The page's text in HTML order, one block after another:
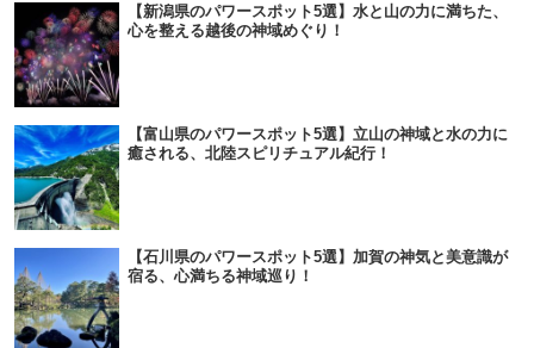
【新潟県のパワースポット5選】水と山の力に満ちた、
心を整える越後の神域めぐり！
【富山県のパワースポット5選】立山の神域と水の力に
癒される、北陸スピリチュアル紀行！
【石川県のパワースポット5選】加賀の神気と美意識が
宿る、心満ちる神域巡り！